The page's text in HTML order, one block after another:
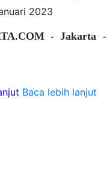
2023
- Jakarta -
Baca lebih lanjut